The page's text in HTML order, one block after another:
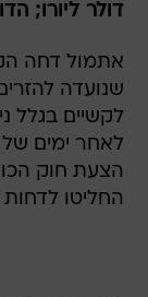
דולר ליורו; הדולר
אתמול דחה
לקשיים בגלל
לאחר ימים
הצעת חוק
החליטו